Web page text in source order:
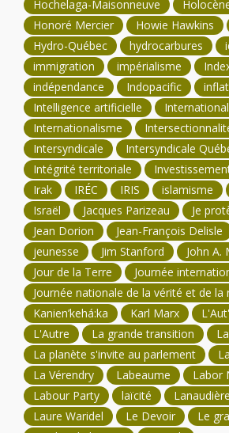
Hochelaga-Maisonneuve
Honoré Mercier
Howie Hawkins
Hydro-Québec
hydrocarbures
immigration
impérialisme
indépendance
Indopacific
Intelligence artificielle
Internationalisme
Intersyndicale
Intersyndicale
Intégrité territoriale
Irak
IRÉC IRIS islamisme
Israël
Jacques Parizeau
Je
Jean Dorion
Jean-François Delisle
jeunesse
Jim Stanford
John A.
Jour de la Terre
Journée
Journée nationale de la vérité et de la
Kanien’kehá:ka
Karl Marx
L'Autre
La grande transition
La planète s'invite au parlement
La Vérendry
Labeaume
Labor
Labour Party
laïcité
Lanaudière
Laure Waridel
Le Devoir
Le